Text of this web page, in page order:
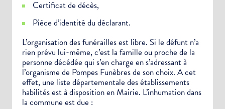
Certificat de décès,
Pièce d’identité du déclarant.
L’organisation des funérailles est libre. Si le défunt n’a
rien prévu lui-même, c’est la famille ou proche de la
personne décédée qui s’en charge en s’adressant à
l’organisme de Pompes Funèbres de son choix. A cet
effet, une liste départementale des établissements
habilités est à disposition en Mairie. L’inhumation dans
la commune est due :
Choisissez votre abonnement :
Alertes Mail
Newsletter Culture
Newsletter Sport et Vie associative